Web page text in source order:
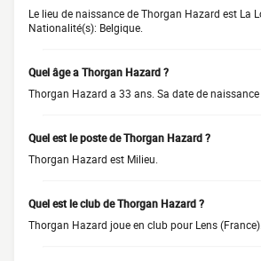
Le lieu de naissance de Thorgan Hazard est La
Nationalité(s): Belgique.
Quel âge a Thorgan Hazard ?
Thorgan Hazard a 33 ans. Sa date de
Quel est le poste de Thorgan Hazard ?
Thorgan Hazard est Milieu.
Quel est le club de Thorgan Hazard ?
Thorgan Hazard joue en club pour Lens (France).